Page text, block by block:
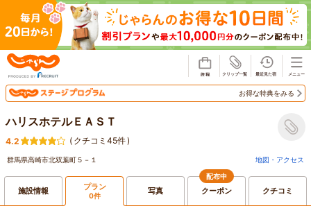
お得な特典をみる
ハリスホテルＥＡＳＴ
4.2 ( クチコミ45件)
群馬県高崎市北双葉町５－１ 地図・アクセス
施設情報 プラン
0件 写真
配布中
クーポン クチコミ